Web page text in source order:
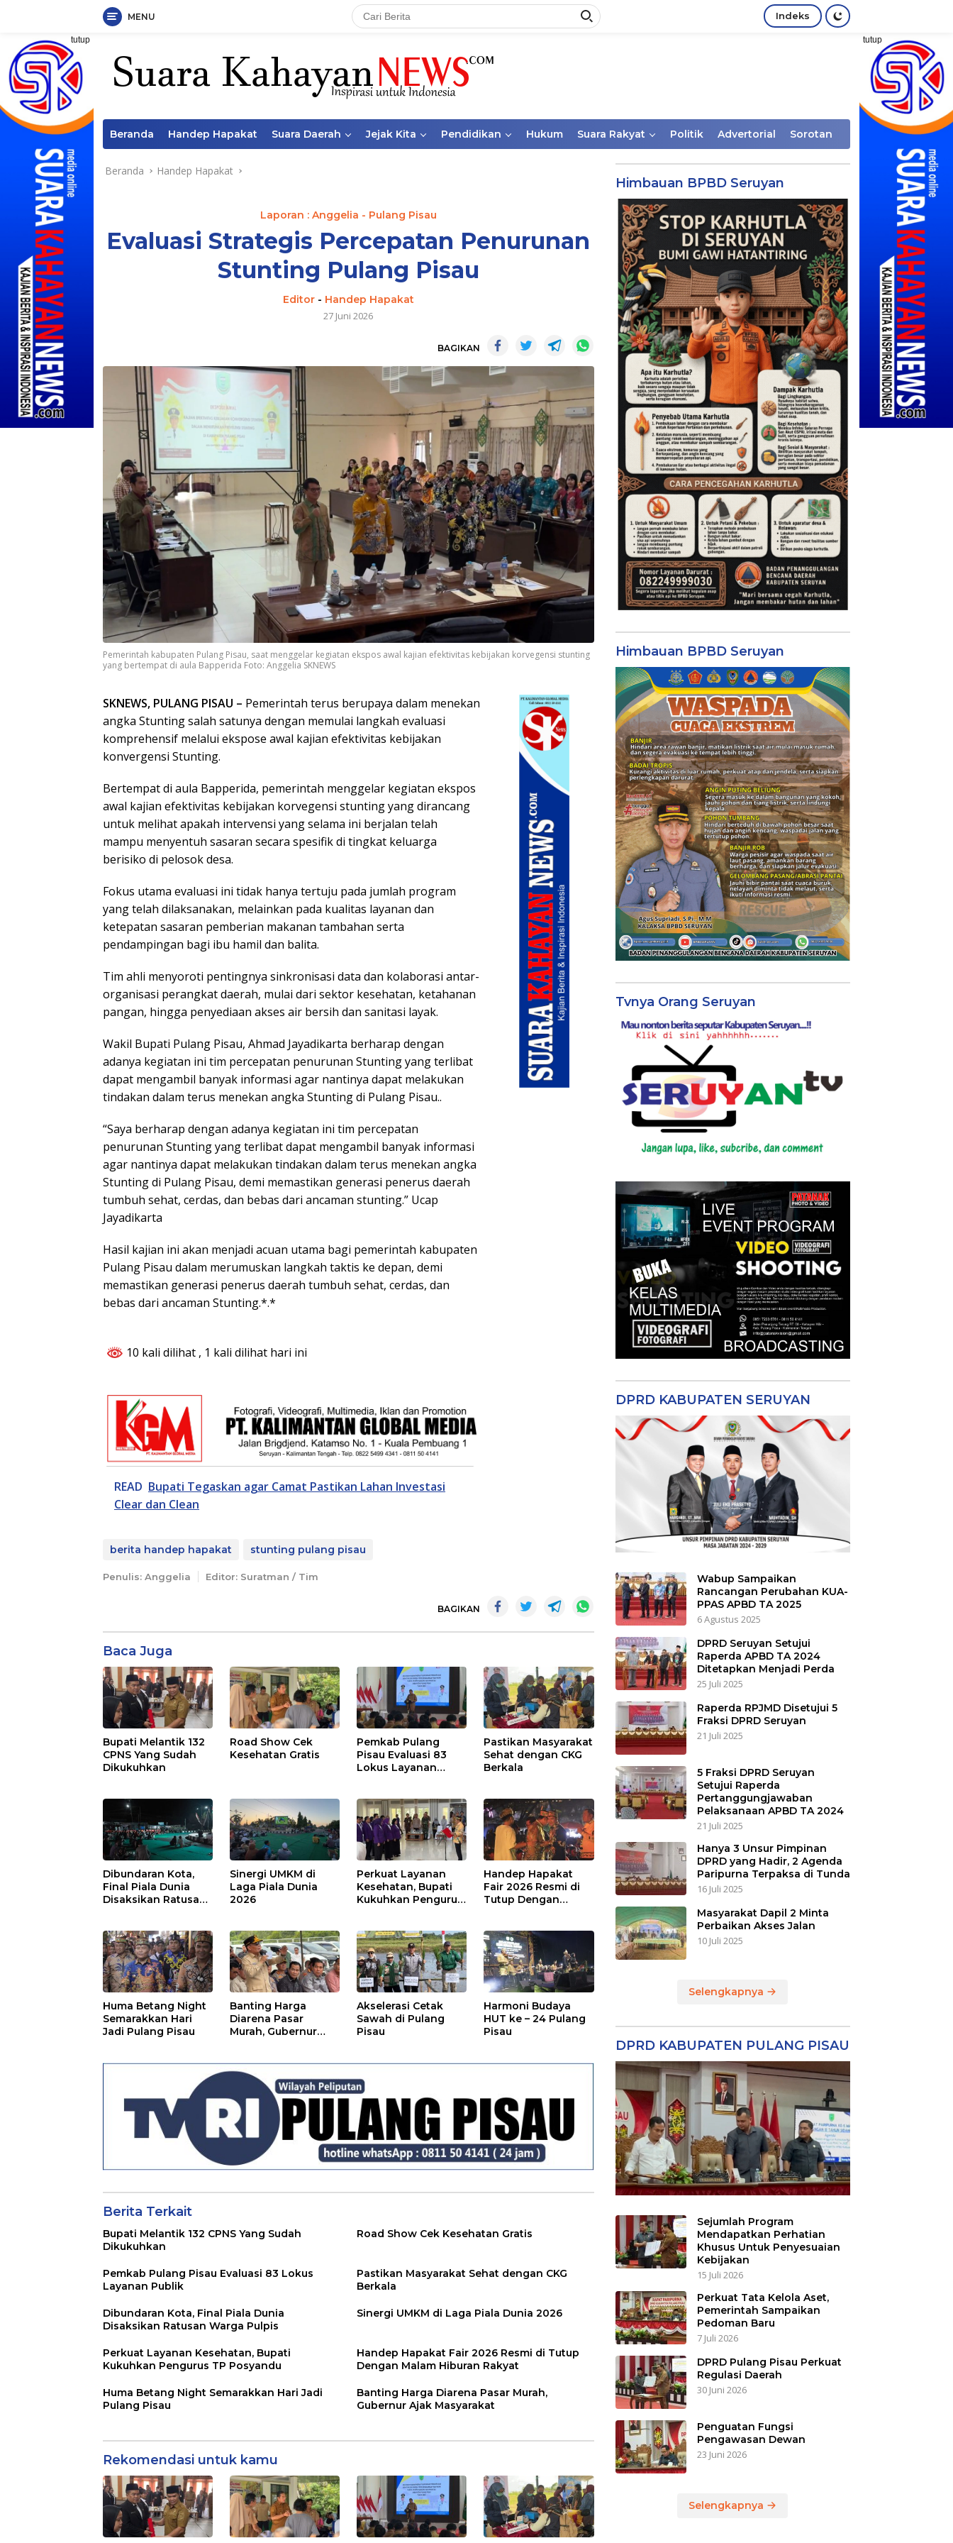
Langsung
konten
MENU Indeks
tutup tutup
Beranda Handep Hapakat Suara Daerah Jejak Kita Pendidikan Hukum Suara Rakyat Politik Advertorial Sorotan
Beranda Handep Hapakat
Laporan : Anggelia - Pulang Pisau
Evaluasi Strategis Percepatan Penurunan
Stunting Pulang Pisau
Editor- Handep Hapakat
27 Juni 2026
BAGIKAN
Pemerintah kabupaten Pulang Pisau, saat menggelar kegiatan ekspos awal kajian efektivitas kebijakan korvegensi stunting
yang bertempat di aula Bapperida Foto: Anggelia SKNEWS
SKNEWS, PULANG PISAU – Pemerintah terus berupaya dalam menekan
angka Stunting salah satunya dengan memulai langkah evaluasi
komprehensif melalui ekspose awal kajian efektivitas kebijakan
konvergensi Stunting.
Bertempat di aula Bapperida, pemerintah menggelar kegiatan ekspos
awal kajian efektivitas kebijakan korvegensi stunting yang dirancang
untuk melihat apakah intervensi yang selama ini berjalan telah
mampu menyentuh sasaran secara spesifik di tingkat keluarga
berisiko di pelosok desa.
Fokus utama evaluasi ini tidak hanya tertuju pada jumlah program
yang telah dilaksanakan, melainkan pada kualitas layanan dan
ketepatan sasaran pemberian makanan tambahan serta
pendampingan bagi ibu hamil dan balita.
Tim ahli menyoroti pentingnya sinkronisasi data dan kolaborasi antar-
organisasi perangkat daerah, mulai dari sektor kesehatan, ketahanan
pangan, hingga penyediaan akses air bersih dan sanitasi layak.
Wakil Bupati Pulang Pisau, Ahmad Jayadikarta berharap dengan
adanya kegiatan ini tim percepatan penurunan Stunting yang terlibat
dapat mengambil banyak informasi agar nantinya dapat melakukan
tindakan dalam terus menekan angka Stunting di Pulang Pisau..
“Saya berharap dengan adanya kegiatan ini tim percepatan
penurunan Stunting yang terlibat dapat mengambil banyak informasi
agar nantinya dapat melakukan tindakan dalam terus menekan angka
Stunting di Pulang Pisau, demi memastikan generasi penerus daerah
tumbuh sehat, cerdas, dan bebas dari ancaman stunting.” Ucap
Jayadikarta
Hasil kajian ini akan menjadi acuan utama bagi pemerintah kabupaten
Pulang Pisau dalam merumuskan langkah taktis ke depan, demi
memastikan generasi penerus daerah tumbuh sehat, cerdas, dan
bebas dari ancaman Stunting.*.*
10 kali dilihat , 1 kali dilihat hari ini
READ Bupati Tegaskan agar Camat Pastikan Lahan Investasi
Clear dan Clean
berita handep hapakat stunting pulang pisau
Penulis: Anggelia Editor: Suratman / Tim
BAGIKAN
Baca Juga
Bupati Melantik 132
CPNS Yang Sudah
Dikukuhkan
Road Show Cek
Kesehatan Gratis
Pemkab Pulang
Pisau Evaluasi 83
Lokus Layanan
Pastikan Masyarakat
Sehat dengan CKG
Berkala
Dibundaran Kota,
Final Piala Dunia
Disaksikan Ratusan
Sinergi UMKM di
Laga Piala Dunia
2026
Perkuat Layanan
Kesehatan, Bupati
Kukuhkan Pengurus
Handep Hapakat
Fair 2026 Resmi di
Tutup Dengan
Huma Betang Night
Semarakkan Hari
Jadi Pulang Pisau
Banting Harga
Diarena Pasar
Murah, Gubernur
Akselerasi Cetak
Sawah di Pulang
Pisau
Harmoni Budaya
HUT ke – 24 Pulang
Pisau
Berita Terkait
Bupati Melantik 132 CPNS Yang Sudah
Dikukuhkan
Road Show Cek Kesehatan Gratis
Pemkab Pulang Pisau Evaluasi 83 Lokus
Layanan Publik
Pastikan Masyarakat Sehat dengan CKG
Berkala
Dibundaran Kota, Final Piala Dunia
Disaksikan Ratusan Warga Pulpis
Sinergi UMKM di Laga Piala Dunia 2026
Perkuat Layanan Kesehatan, Bupati
Kukuhkan Pengurus TP Posyandu
Handep Hapakat Fair 2026 Resmi di Tutup
Dengan Malam Hiburan Rakyat
Huma Betang Night Semarakkan Hari Jadi
Pulang Pisau
Banting Harga Diarena Pasar Murah,
Gubernur Ajak Masyarakat
Rekomendasi untuk kamu
Himbauan BPBD Seruyan
Himbauan BPBD Seruyan
Tvnya Orang Seruyan
DPRD KABUPATEN SERUYAN
Wabup Sampaikan
Rancangan Perubahan KUA-
PPAS APBD TA 2025
6 Agustus 2025
DPRD Seruyan Setujui
Raperda APBD TA 2024
Ditetapkan Menjadi Perda
25 Juli 2025
Raperda RPJMD Disetujui 5
Fraksi DPRD Seruyan
21 Juli 2025
5 Fraksi DPRD Seruyan
Setujui Raperda
Pertanggungjawaban
Pelaksanaan APBD TA 2024
21 Juli 2025
Hanya 3 Unsur Pimpinan
DPRD yang Hadir, 2 Agenda
Paripurna Terpaksa di Tunda
16 Juli 2025
Masyarakat Dapil 2 Minta
Perbaikan Akses Jalan
10 Juli 2025
Selengkapnya
DPRD KABUPATEN PULANG PISAU
Sejumlah Program
Mendapatkan Perhatian
Khusus Untuk Penyesuaian
Kebijakan
15 Juli 2026
Perkuat Tata Kelola Aset,
Pemerintah Sampaikan
Pedoman Baru
7 Juli 2026
DPRD Pulang Pisau Perkuat
Regulasi Daerah
30 Juni 2026
Penguatan Fungsi
Pengawasan Dewan
23 Juni 2026
Selengkapnya